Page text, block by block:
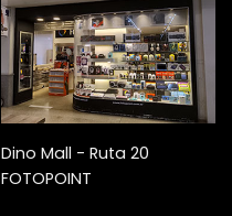
Dino Mall - Ruta 20
FOTOPOINT